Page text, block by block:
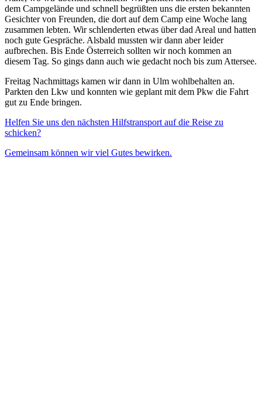
dem Campgelände und schnell begrüßten uns die ersten bekannten
Gesichter von Freunden, die dort auf dem Camp eine Woche lang
zusammen lebten. Wir schlenderten etwas über dad Areal und hatten
noch gute Gespräche. Alsbald mussten wir dann aber leider
aufbrechen. Bis Ende Österreich sollten wir noch kommen an
diesem Tag. So gings dann auch wie gedacht noch bis zum Attersee.
Freitag Nachmittags kamen wir dann in Ulm wohlbehalten an.
Parkten den Lkw und konnten wie geplant mit dem Pkw die Fahrt
gut zu Ende bringen.
Helfen Sie uns den nächsten Hilfstransport auf die Reise zu
schicken?
Gemeinsam können wir viel Gutes bewirken.